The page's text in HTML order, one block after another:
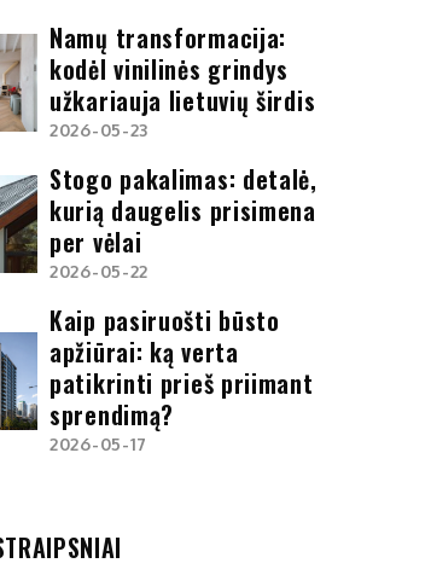
Namų transformacija:
kodėl vinilinės grindys
užkariauja lietuvių širdis
2026-05-23
Stogo pakalimas: detalė,
kurią daugelis prisimena
per vėlai
2026-05-22
Kaip pasiruošti būsto
apžiūrai: ką verta
patikrinti prieš priimant
sprendimą?
2026-05-17